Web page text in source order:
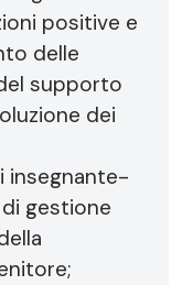
positive e
delle
supporto
dei
insegnante-
gestione